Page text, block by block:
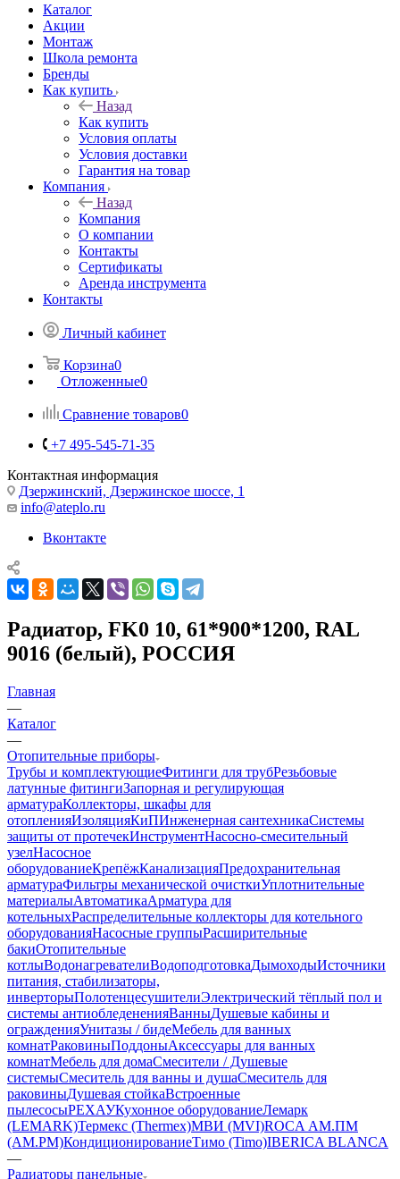
Каталог
Акции
Монтаж
Школа ремонта
Бренды
Как купить
Назад
Как купить
Условия оплаты
Условия доставки
Гарантия на товар
Компания
Назад
Компания
О компании
Контакты
Сертификаты
Аренда инструмента
Контакты
Личный кабинет
Корзина0
Отложенные0
Сравнение товаров0
+7 495-545-71-35
Контактная информация
Дзержинский, Дзержинское шоссе, 1
info@ateplo.ru
Вконтакте
Радиатор, FK0 10, 61*900*1200, RAL
9016 (белый), РОССИЯ
Главная
—
Каталог
—
Отопительные приборы
Трубы и комплектующиеФитинги для трубРезьбовые
латунные фитингиЗапорная и регулирующая
арматураКоллекторы, шкафы для
отопленияИзоляцияКиПИнженерная сантехникаСистемы
защиты от протечекИнструментНасосно-смесительный
узелНасосное
оборудованиеКрепёжКанализацияПредохранительная
арматураФильтры механической очисткиУплотнительные
материалыАвтоматикаАрматура для
котельныхРаспределительные коллекторы для котельного
оборудованияНасосные группыРасширительные
бакиОтопительные
котлыВодонагревателиВодоподготовкаДымоходыИсточники
питания, стабилизаторы,
инверторыПолотенцесушителиЭлектрический тёплый пол и
системы антиобледененияВанныДушевые кабины и
огражденияУнитазы / бидеМебель для ванных
комнатРаковиныПоддоныАксессуары для ванных
комнатМебель для домаСмесители / Душевые
системыСмеситель для ванны и душаСмеситель для
раковиныДушевая стойкаВстроенные
пылесосыРЕХАУКухонное оборудованиеЛемарк
(LEMARK)Термекс (Thermex)МВИ (MVI)ROCA АМ.ПМ
(AM.PM)КондиционированиеТимо (Timo)IBERICA BLANCA
—
Радиаторы панельные